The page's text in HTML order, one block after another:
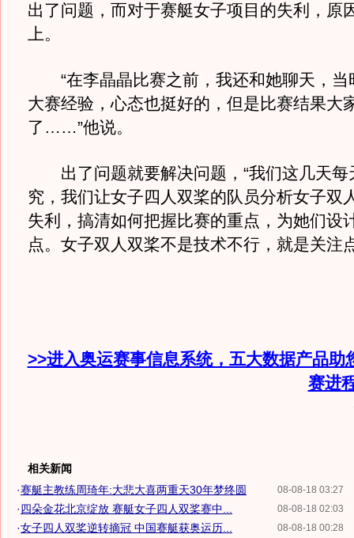
出了问题，而对于赛艇女子项目的失利，原
上。
“在李晶晶比赛之前，我还和她聊天，当
大赛经验，心态也挺好的，但是比赛结果大
了……”他说。
出了问题就要解决问题，“我们这几天每
究，我们让女子四人双桨的队员分析女子双
失利，搞清如何把握比赛的重点，为她们设
点。女子双人双桨不是技术不行，就是关注
>>进入奥运赛事信息系统，五大数据产品助
赛进
相关新闻
08-08-18 03:27
·赛艇主教练周琦年:大悲大喜两重天30年梦终圆
08-08-18 02:03
·四朵金花北京绽放 赛艇女子四人双桨赛中...
08-08-18 00:28
·女子四人双桨逆转摘冠 中国赛艇获奥运历...